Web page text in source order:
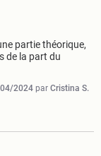
partie théorique,
de la part du
2024 par Cristina S.